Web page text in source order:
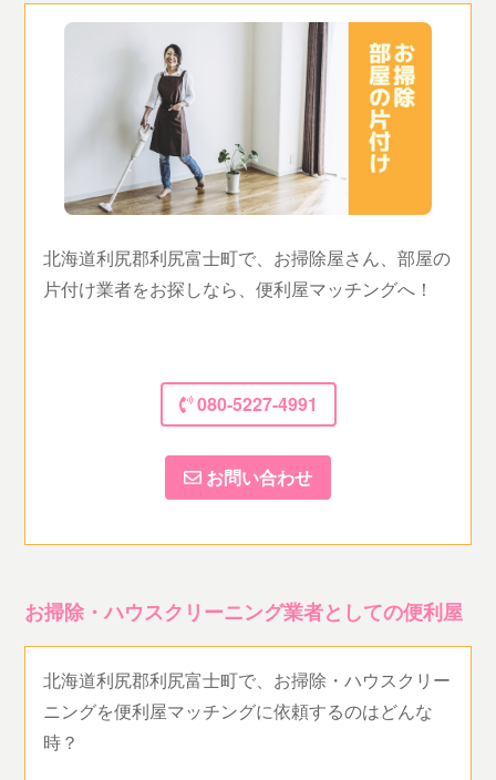
北海道利尻郡利尻富士町で、お掃除屋さん、部屋の
片付け業者をお探しなら、便利屋マッチングへ！
080-5227-4991
お問い合わせ
お掃除・ハウスクリーニング業者としての便利屋
北海道利尻郡利尻富士町で、お掃除・ハウスクリー
ニングを便利屋マッチングに依頼するのはどんな
時？